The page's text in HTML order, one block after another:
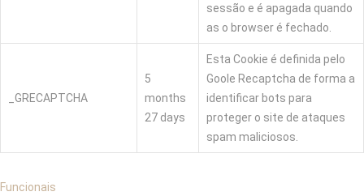
sessão e é apagada quando
as o browser é fechado.
_GRECAPTCHA
5
months
27 days
Esta Cookie é definida pelo
Goole Recaptcha de forma a
identificar bots para
proteger o site de ataques
spam maliciosos.
Funcionais